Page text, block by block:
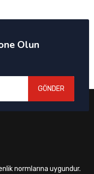
Olun
GÖNDER
normlarına uygundur.